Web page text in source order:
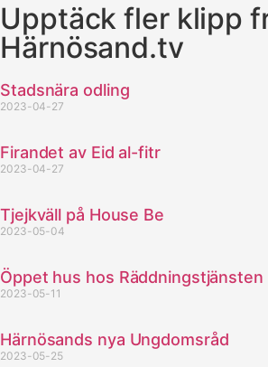
Upptäck fler klipp
Härnösand.tv
Stadsnära odling
2023-04-27
Firandet av Eid al-fitr
2023-04-27
Tjejkväll på House Be
2023-05-04
Öppet hus hos Räddningstjänsten
2023-05-11
Härnösands nya Ungdomsråd
2023-05-25